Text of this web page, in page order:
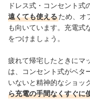
ドレス式・コンセント式
遠くても使えるため、オ
も向いています。充電式
をつけましょう。
疲れて帰宅したときにマ
は、コンセント式がベタ
いないと精神的なショッ
ら充電の手間なくすぐに